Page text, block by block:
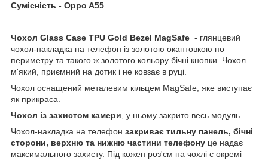
Сумісність - Oppo A55
Чохол Glass Case TPU Gold Bezel MagSafe - глянцевий
чохол-накладка на телефон із золотою окантовкою по
периметру та такого ж золотого кольору бічні кнопки. Чохол
м'який, приємний на дотик і не ковзає в руці.
Чохол оснащений металевим кільцем MagSafe, яке виступає
як прикраса.
Чохол із захистом камери, у ньому закрито весь модуль.
Чохол-накладка на телефон закриває тильну панель, бічні
сторони, верхню та нижню частини телефону це надає
максимального захисту. Під кожен роз'єм на чохлі є окремі